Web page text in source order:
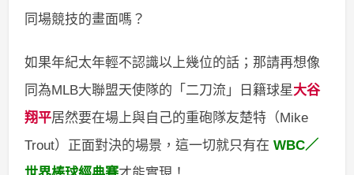
同場競技的畫面嗎？
如果年紀太年輕不認識以上幾位的話；那請再想像
同為MLB大聯盟天使隊的「二刀流」日籍球星大谷
翔平居然要在場上與自己的重砲隊友楚特（Mike
Trout）正面對決的場景，這一切就只有在WBC／